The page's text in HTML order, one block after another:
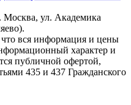
Москва, ул. Академика
вся информация и цены
характер и
публичной офертой,
435 и 437 Гражданского